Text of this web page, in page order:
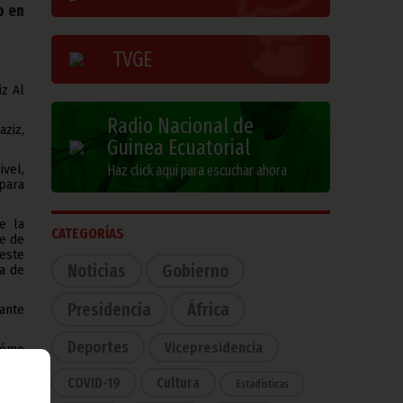
en
Al
la
de
de
y
TVGE
Radio Nacional de
Guinea Ecuatorial
Haz click aquí para escuchar ahora
CATEGORÍAS
Noticias
Gobierno
Presidencia
África
Deportes Vicepresidencia
COVID-19 Cultura Estadísticas